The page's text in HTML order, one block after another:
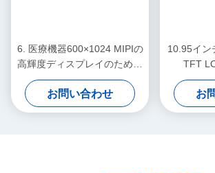
6. 医療機器600×1024 MIPIの
高輝度ディスプレイのための
95インチTFT LCDモジュー
ル
お問い合わせ
10.95イン
TFT
お